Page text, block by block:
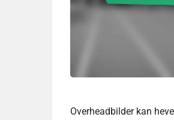
Overheadbilder kan